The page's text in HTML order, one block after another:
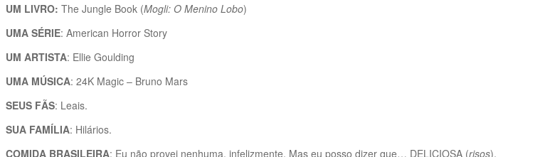
UM LIVRO: The Jungle Book (Mogli: O Menino Lobo)
UMA SÉRIE: American Horror Story
UM ARTISTA: Ellie Goulding
UMA MÚSICA: 24K Magic – Bruno Mars
SEUS FÃS: Leais.
SUA FAMÍLIA: Hilários.
COMIDA BRASILEIRA: Eu não provei nenhuma, infelizmente. Mas eu posso dizer que… DELICIOSA (risos).